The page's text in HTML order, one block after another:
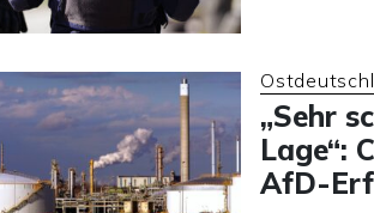
„Sehr
Lage“:
AfD-